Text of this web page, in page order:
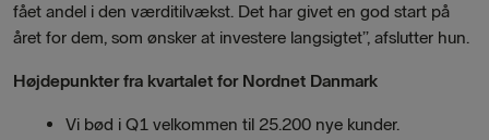
fået andel i den værditilvækst. Det har givet en god start på
året for dem, som ønsker at investere langsigtet”, afslutter hun.
Højdepunkter fra kvartalet for Nordnet Danmark
Vi bød i Q1 velkommen til 25.200 nye kunder.